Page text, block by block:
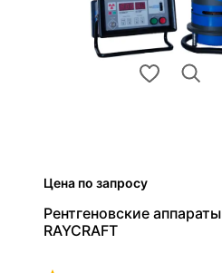
Цена по запросу
Рентгеновские аппараты
RAYCRAFT